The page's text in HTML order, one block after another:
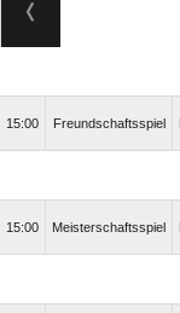
15:00 Freundschaftsspiel
15:00 Meisterschaftsspiel